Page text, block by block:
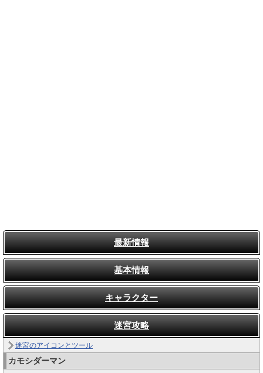
最新情報
基本情報
キャラクター
迷宮攻略
迷宮のアイコンとツール
カモシダーマン